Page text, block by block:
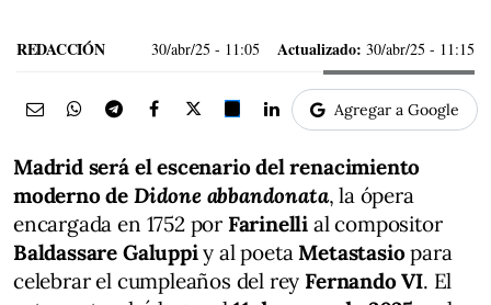
REDACCIÓN 30/abr/25 - 11:05 Actualizado: 30/abr/25 - 11:15
Agregar a Google
Madrid será el escenario del renacimiento
moderno de Didone abbandonata, la ópera
encargada en 1752 por Farinelli al compositor
Baldassare Galuppiy al poetaMetastasiopara
celebrar el cumpleaños del rey Fernando VI. El